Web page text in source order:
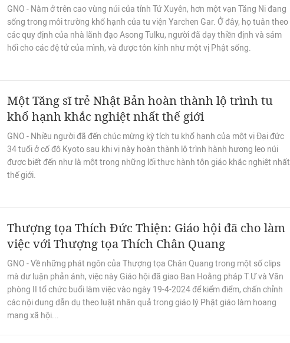
GNO - Nằm ở trên cao vùng núi của tỉnh Tứ Xuyên, hơn một vạn Tăng Ni đang
sống trong môi trường khổ hạnh của tu viện Yarchen Gar. Ở đây, họ tuân theo
các quy định của nhà lãnh đạo Asong Tulku, người đã dạy thiền định và sám
hối cho các đệ tử của mình, và được tôn kính như một vị Phật sống.
Một Tăng sĩ trẻ Nhật Bản hoàn thành lộ trình tu
khổ hạnh khắc nghiệt nhất thế giới
GNO - Nhiều người đã đến chúc mừng kỳ tích tu khổ hạnh của một vị Đại đức
34 tuổi ở cố đô Kyoto sau khi vị này hoàn thành lộ trình hành hương leo núi
được biết đến như là một trong những lối thực hành tôn giáo khắc nghiệt nhất
thế giới.
Thượng tọa Thích Đức Thiện: Giáo hội đã cho làm
việc với Thượng tọa Thích Chân Quang
GNO - Về những phát ngôn của Thượng tọa Chân Quang trong một số clips
mà dư luận phản ánh, việc này Giáo hội đã giao Ban Hoằng pháp T.Ư và Văn
phòng II tổ chức buổi làm việc vào ngày 19-4-2024 để kiểm điểm, chấn chỉnh
các nội dung dẫn dụ theo luật nhân quả trong giáo lý Phật giáo làm hoang
mang xã hội...